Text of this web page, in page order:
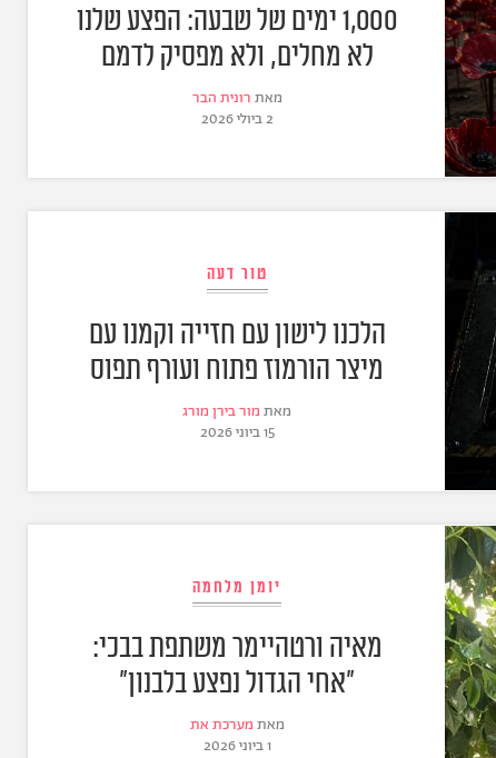
1,000 ימים של שבעה: הפצע שלנו
לא מחלים, ולא מפסיק לדמם
מאת רונית הבר
2 ביולי 2026
טור דעה
הלכנו לישון עם חזייה וקמנו עם
מיצר הורמוז פתוח ועורף תפוס
מאת מור בירן מורג
15 ביוני 2026
יומן מלחמה
מאיה ורטהיימר משתפת בבכי:
"אחי הגדול נפצע בלבנון"
מאת מערכת את
1 ביוני 2026